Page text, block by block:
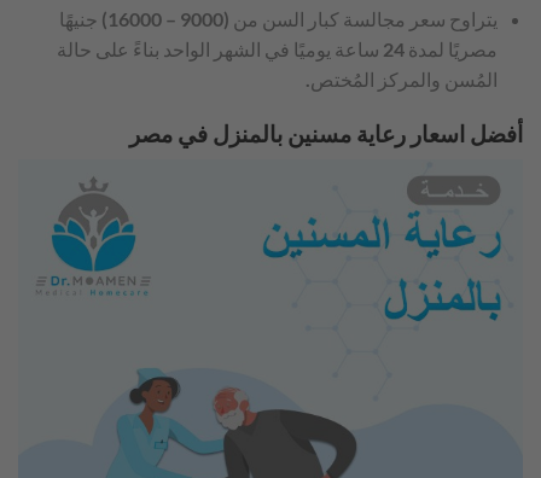
يتراوح سعر مجالسة كبار السن من (9000 – 16000) جنيهًا
مصريًا لمدة 24 ساعة يوميًا في الشهر الواحد بناءً على حالة
المُسن والمركز المُختص.
أفضل اسعار رعاية مسنين بالمنزل في مصر